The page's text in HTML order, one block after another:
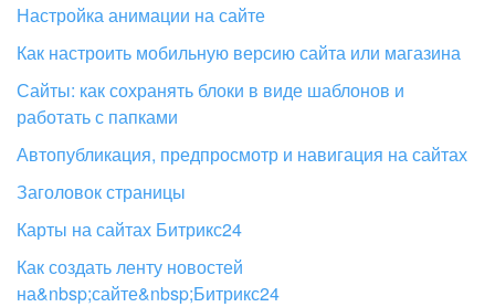
Битрикс24 в коробке
Изменения в статьях (архив)
ВХОД
Настройка анимации на сайте
Как настроить мобильную версию сайта или магазина
Сайты: как сохранять блоки в виде шаблонов и
работать с папками
Автопубликация, предпросмотр и навигация на сайтах
Заголовок страницы
Карты на сайтах Битрикс24
Как создать ленту новостей
на&nbsp;сайте&nbsp;Битрикс24